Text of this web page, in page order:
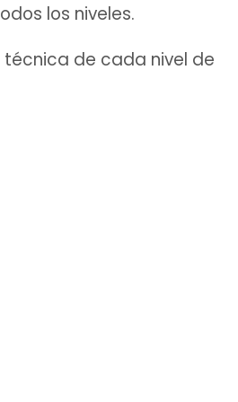
los niveles.
técnica de cada nivel de